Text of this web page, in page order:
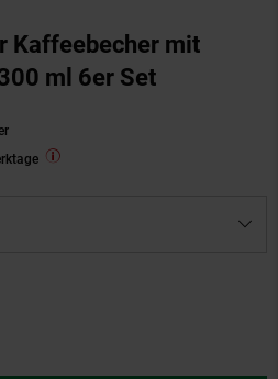
Kaffeebecher mit
ml 6er Set